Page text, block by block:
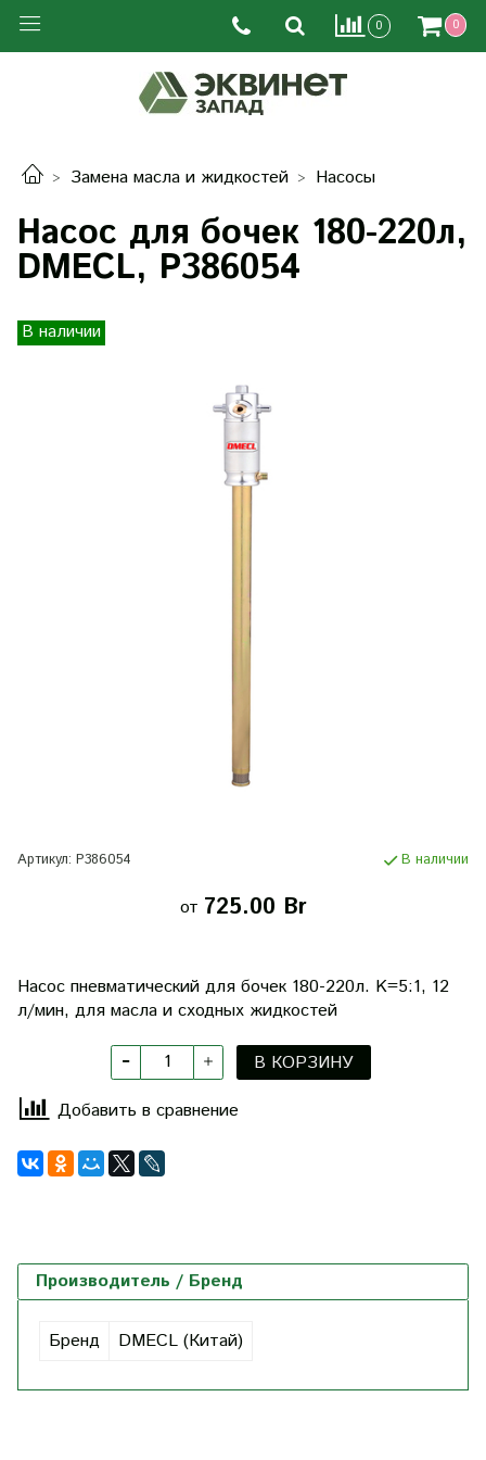
0 0
Замена масла и жидкостей Насосы
Насос для бочек 180-220л,
DMECL, P386054
В наличии
Артикул: P386054 В наличии
от 725.00 Br
Насос пневматический для бочек 180-220л. K=5:1, 12
л/мин, для масла и сходных жидкостей
В КОРЗИНУ
Добавить в сравнение
Производитель / Бренд
Бренд DMECL (Китай)